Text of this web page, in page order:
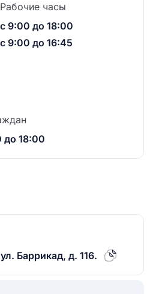
Рабочие часы
с 9:00 до 18:00
с 9:00 до 16:45
до 18:00
Баррикад, д. 116.